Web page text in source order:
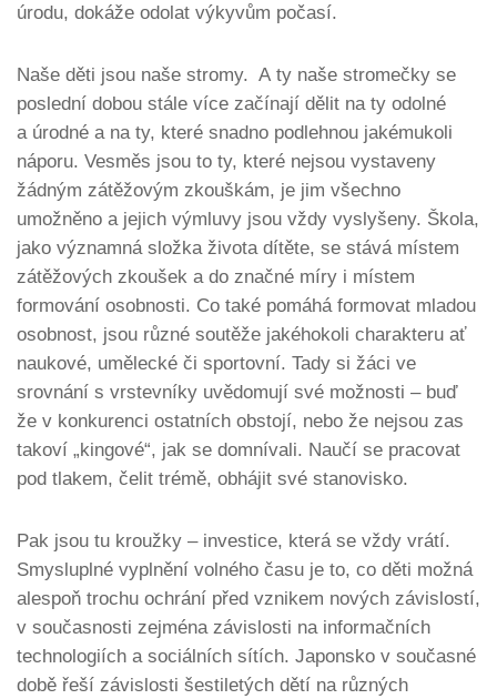
úrodu, dokáže odolat výkyvům počasí.
Naše děti jsou naše stromy. A ty naše stromečky se
poslední dobou stále více začínají dělit na ty odolné
a úrodné a na ty, které snadno podlehnou jakémukoli
náporu. Vesměs jsou to ty, které nejsou vystaveny
žádným zátěžovým zkouškám, je jim všechno
umožněno a jejich výmluvy jsou vždy vyslyšeny. Škola,
jako významná složka života dítěte, se stává místem
zátěžových zkoušek a do značné míry i místem
formování osobnosti. Co také pomáhá formovat mladou
osobnost, jsou různé soutěže jakéhokoli charakteru ať
naukové, umělecké či sportovní. Tady si žáci ve
srovnání s vrstevníky uvědomují své možnosti – buď
že v konkurenci ostatních obstojí, nebo že nejsou zas
takoví „kingové“, jak se domnívali. Naučí se pracovat
pod tlakem, čelit trémě, obhájit své stanovisko.
Pak jsou tu kroužky – investice, která se vždy vrátí.
Smysluplné vyplnění volného času je to, co děti možná
alespoň trochu ochrání před vznikem nových závislostí,
v současnosti zejména závislosti na informačních
technologiích a sociálních sítích. Japonsko v současné
době řeší závislosti šestiletých dětí na různých